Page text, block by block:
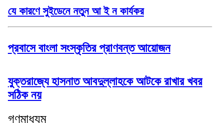
যে কারণে সুইডেনে নতুন আ ই ন কার্যকর
প্রবাসে বাংলা সংস্কৃতির প্রাণবন্ত আয়োজন
যুক্তরাজ্যে হাসনাত আবদুল্লাহকে আটকে রাখার খবর
সঠিক নয়
গণমাধ্যম